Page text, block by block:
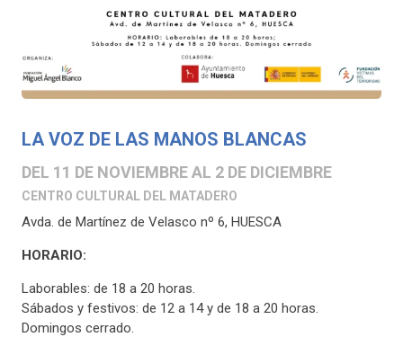
LA VOZ DE LAS MANOS BLANCAS
DEL 11 DE NOVIEMBRE AL 2 DE DICIEMBRE
CENTRO CULTURAL DEL MATADERO
Avda. de Martínez de Velasco nº 6, HUESCA
HORARIO:
Laborables: de 18 a 20 horas.
Sábados y festivos: de 12 a 14 y de 18 a 20 horas.
Domingos cerrado.